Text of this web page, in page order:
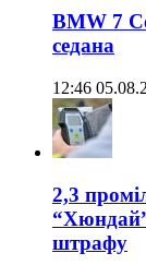
BMW 7
седана
12:46
2,3
штрафу